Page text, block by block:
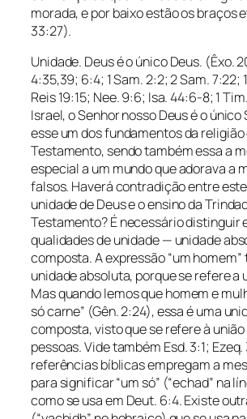
morada, e por baixo estão os braços
33:27).
Unidade. Deus é o único Deus. (Êxo.
4:35,39; 6:4; 1 Sam. 2:2; 2 Sam. 7:22;
Reis 19:15; Nee. 9:6; Isa. 44:6-8; 1
Israel, o Senhor nosso Deus é o único
esse um dos fundamentos da
Testamento, sendo também essa a
especial a um mundo que adorava a
falsos. Haverá contradição entre
unidade de Deus e o ensino da
Testamento? É necessário distinguir
qualidades de unidade — unidade
composta. A expressão “um
unidade absoluta, porque se refere a
Mas quando lemos que homem e
só carne” (Gên. 2:24), essa é uma
composta, visto que se refere à
pessoas. Vide também Esd. 3:1;
referências bíblicas empregam a
para significar “um só” (“echad” na
como se usa em Deut. 6:4. Existe